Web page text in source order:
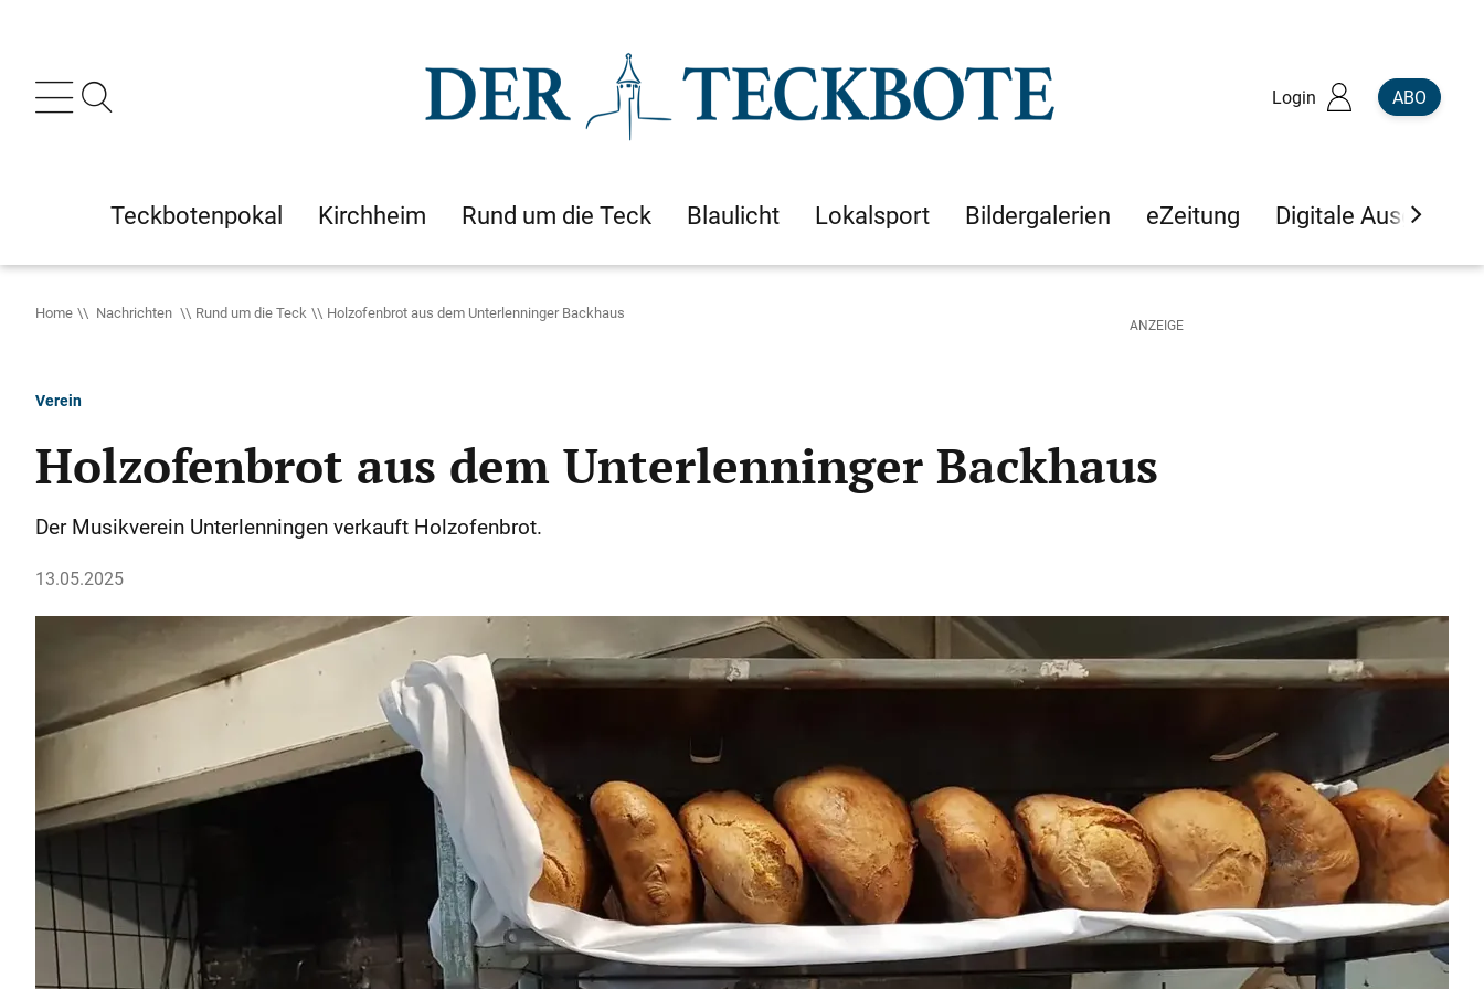
Login ABO
Teckbotenpokal Kirchheim Rund um die Teck Blaulicht Lokalsport Bildergalerien eZeitung Digitale Ausgaben
Home Nachrichten Rund um die Teck Holzofenbrot aus dem Unterlenninger Backhaus
Verein
Holzofenbrot aus dem Unterlenninger Backhaus
Der Musikverein Unterlenningen verkauft Holzofenbrot.
13.05.2025